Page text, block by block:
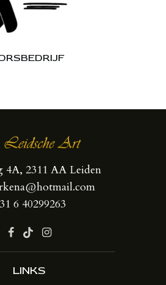
4A, 2311 AA Leiden
6 40299263
LINKS